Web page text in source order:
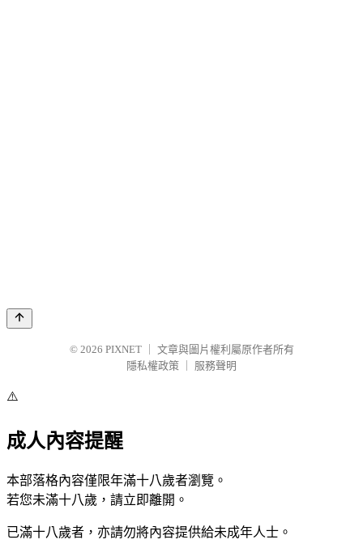
© 2026 PIXNET
文章與圖片權利屬原作者所有
隱私權政策
服務聲明
⚠️
成人內容提醒
本部落格內容僅限年滿十八歲者瀏覽。
若您未滿十八歲，請立即離開。
已滿十八歲者，亦請勿將內容提供給未成年人士。